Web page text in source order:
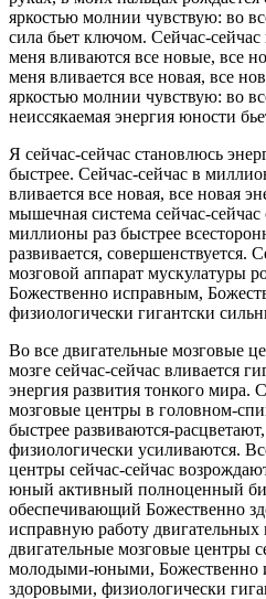
яркостью молнии чувствую: во
сила бьет ключом. Сейчас-
меня вливаются все новые, все
меня вливается все новая, все
яркостью молнии чувствую: во
неиссякаемая энергия юности
Я сейчас-сейчас становлюсь
быстрее. Сейчас-сейчас в
вливается все новая, все новая
мышечная система сейчас-сейчас
миллионы раз быстрее
развивается, совершенствуется.
мозговой аппарат мускулатуры
Божественно исправным,
физиологически гигантски
Во все двигательные мозговые
мозге сейчас-сейчас вливается
энергия развития тонкого мира.
мозговые центры в головном-
быстрее развиваются-
физиологически усиливаются.
центры сейчас-сейчас
юный активный полноценный
обеспечивающий Божественно
исправную работу
двигательные мозговые центры
молодыми-юными, Божественно
здоровыми, физиологически